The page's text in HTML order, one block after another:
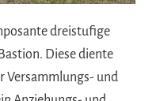
dreistufige
Diese diente
Versammlungs- und